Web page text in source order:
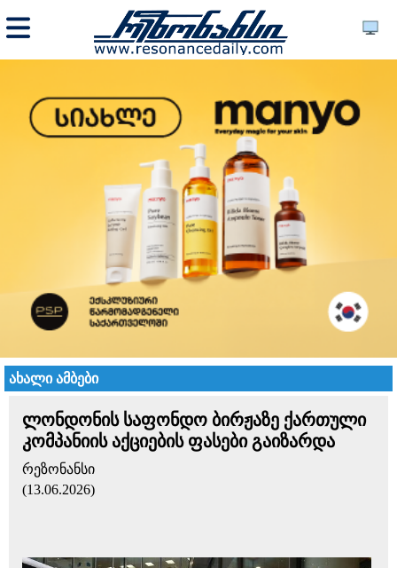
ახალი ამბები
ლონდონის საფონდო ბირჟაზე ქართული
კომპანიის აქციების ფასები გაიზარდა
რეზონანსი
(13.06.2026)